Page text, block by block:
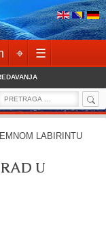
⌖ ☰
Search
U